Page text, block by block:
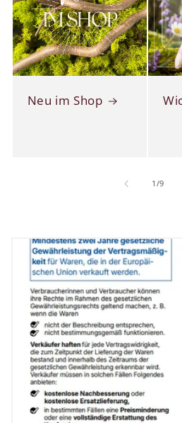
Neu im Shop
1 /von
9